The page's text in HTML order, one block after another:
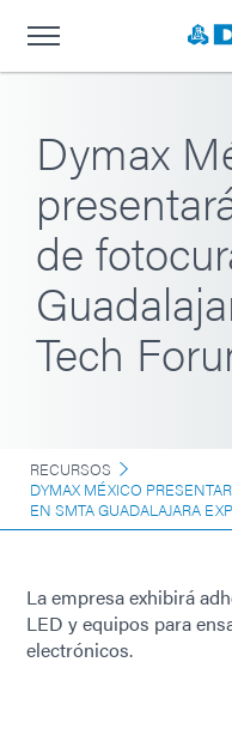
Dymax
de
Tech
RECURSOS
DYMAX MÉXICO
EN SMTA GUADALAJARA
La empresa exhibirá
LED y equipos para
electrónicos.